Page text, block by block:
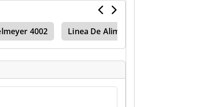
4002 Linea De Alimentacion